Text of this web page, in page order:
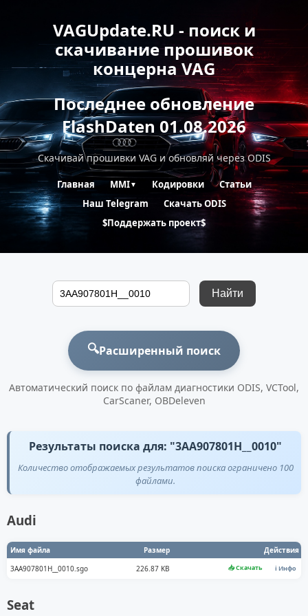
VAGUpdate.RU - поиск и
скачивание прошивок
концерна VAG
Последнее обновление
FlashDaten 01.08.2026
Скачивай прошивки VAG и обновляй через ODIS
Главная MMI▼ Кодировки
Статьи
Наш Telegram
Скачать ODIS
$Поддержать проект$
Найти
🔍Расширенный поиск
Автоматический поиск по файлам диагностики ODIS, VCTool,
CarScaner, OBDeleven
Результаты поиска для: "3AA907801H__0010"
Количество отображаемых результатов поиска ограничено 100
файлами.
Audi
Имя файла Размер
Действия
3AA907801H__0010.sgo
226.87 KB 📥 Скачать ℹ️ Инфо
Seat